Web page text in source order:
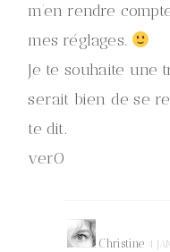
m’en rendre
mes réglages.
Je te souhaite une
serait bien de se
te dit.
verO
Christine 4